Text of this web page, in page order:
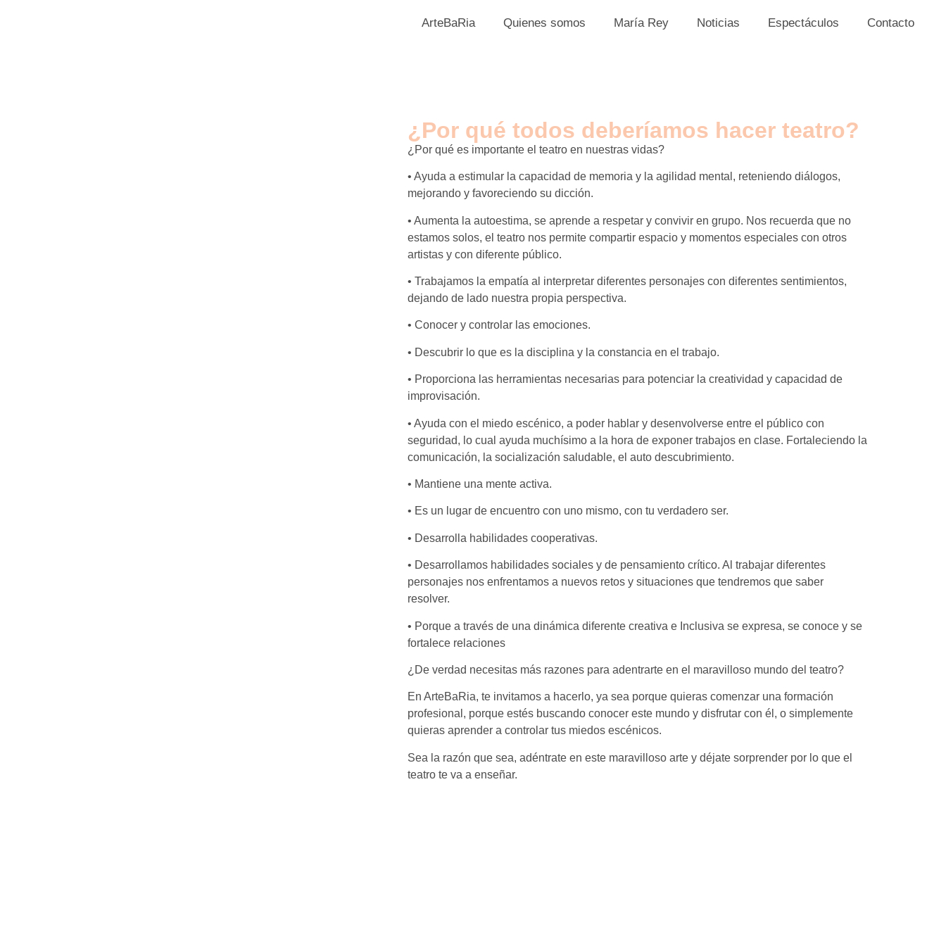
ArteBaRia Quienes somos María Rey Noticias Espectáculos Contacto
¿Por qué todos deberíamos hacer teatro?
¿Por qué es importante el teatro en nuestras vidas?
• Ayuda a estimular la capacidad de memoria y la agilidad mental, reteniendo diálogos,
mejorando y favoreciendo su dicción.
• Aumenta la autoestima, se aprende a respetar y convivir en grupo. Nos recuerda que no
estamos solos, el teatro nos permite compartir espacio y momentos especiales con otros
artistas y con diferente público.
• Trabajamos la empatía al interpretar diferentes personajes con diferentes sentimientos,
dejando de lado nuestra propia perspectiva.
• Conocer y controlar las emociones.
• Descubrir lo que es la disciplina y la constancia en el trabajo.
• Proporciona las herramientas necesarias para potenciar la creatividad y capacidad de
improvisación.
• Ayuda con el miedo escénico, a poder hablar y desenvolverse entre el público con
seguridad, lo cual ayuda muchísimo a la hora de exponer trabajos en clase. Fortaleciendo la
comunicación, la socialización saludable, el auto descubrimiento.
• Mantiene una mente activa.
• Es un lugar de encuentro con uno mismo, con tu verdadero ser.
• Desarrolla habilidades cooperativas.
• Desarrollamos habilidades sociales y de pensamiento crítico. Al trabajar diferentes
personajes nos enfrentamos a nuevos retos y situaciones que tendremos que saber
resolver.
• Porque a través de una dinámica diferente creativa e Inclusiva se expresa, se conoce y se
fortalece relaciones
¿De verdad necesitas más razones para adentrarte en el maravilloso mundo del teatro?
En ArteBaRia, te invitamos a hacerlo, ya sea porque quieras comenzar una formación
profesional, porque estés buscando conocer este mundo y disfrutar con él, o simplemente
quieras aprender a controlar tus miedos escénicos.
Sea la razón que sea, adéntrate en este maravilloso arte y déjate sorprender por lo que el
teatro te va a enseñar.